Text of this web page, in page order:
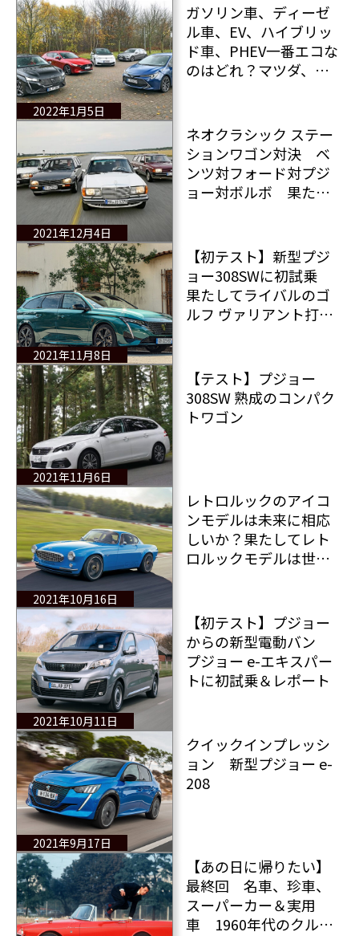
2022年1月5日
ガソリン車、ディーゼ
ル車、EV、ハイブリッ
ド車、PHEV一番エコな
のはどれ？マツダ、メ
ーゲンのコンパクトカ
ーで検証
2021年12月4日
ネオクラシック ステー
ションワゴン対決 ベ
ンツ対フォード対プジ
ョー対ボルボ 果たし
2021年11月8日
【初テスト】新型プジ
ョー308SWに初試乗
果たしてライバルのゴ
ルフ ヴァリアント打倒
2021年11月6日
【テスト】プジョー
308SW 熟成のコンパク
トワゴン
2021年10月16日
レトロルックのアイコ
ンモデルは未来に相応
しいか？果たしてレト
ロルックモデルは世界
2021年10月11日
【初テスト】プジョー
からの新型電動バン
プジョー e-エキスパー
トに初試乗＆レポート
2021年9月17日
クイックインプレッシ
ョン 新型プジョー e-
208
【あの日に帰りたい】
最終回 名車、珍車、
スーパーカー＆実用
車 1960年代のクルマ